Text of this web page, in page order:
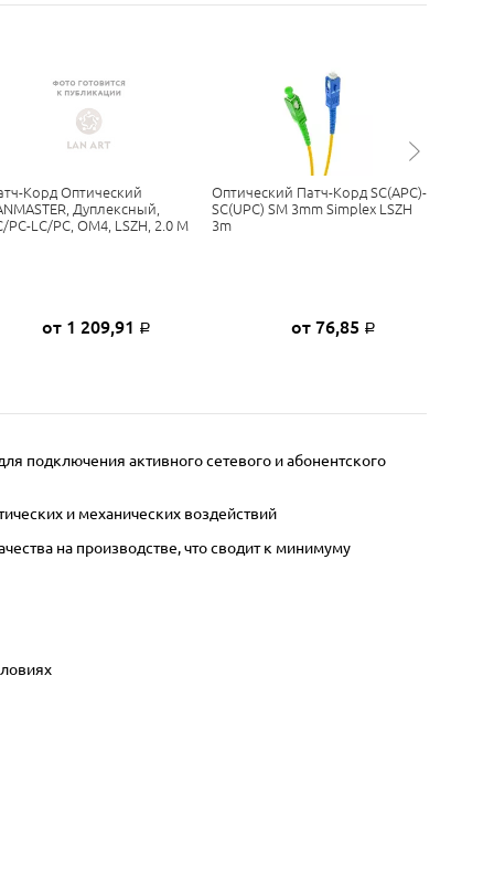
Корд Оптический
Дуплексный,
PC-LC/PC, OM4, LSZH, 2.0 М
от 1 209,91 Р
Оптический Патч-Корд SC(APC)-
SC(UPC) SM 3mm Simplex LSZH
3m
от 76,85 Р
подключения активного сетевого и абонентского
и механических воздействий
на производстве, что сводит к минимуму